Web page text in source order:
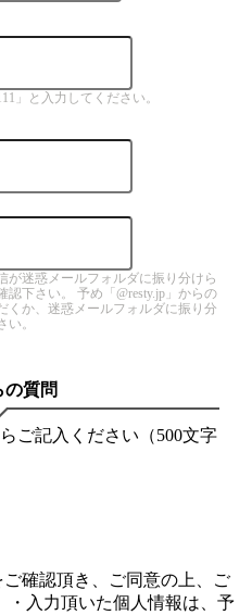
」と入力してください。
迷惑メールフォルダに振り分けら
下さい。 予め「@resty.jp」からの
くか、迷惑メールフォルダに振り分
。
の質問
ご記入ください（500文字
ご確認頂き、ご同意の上、ご
入力頂いた個人情報は、予